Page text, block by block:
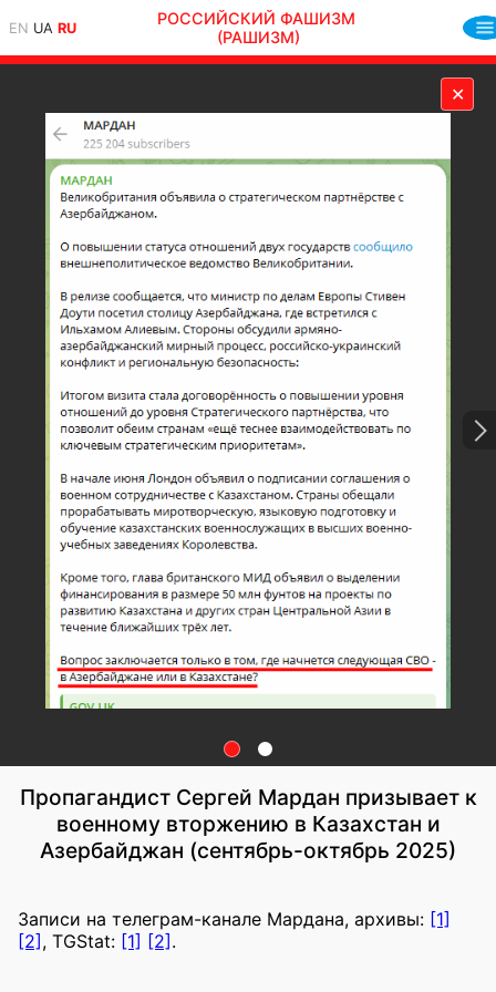
EN UA RU
РОССИЙСКИЙ ФАШИЗМ
(РАШИЗМ)
✕
Пропагандист Сергей Мардан призывает к
военному вторжению в Казахстан и
Азербайджан (сентябрь-октябрь 2025)
Записи на телеграм-канале Мардана, архивы: [1]
[2] , TGStat: [1] [2] .